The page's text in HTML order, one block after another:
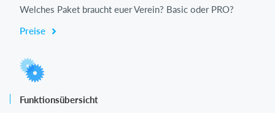
Welches Paket braucht euer Verein? Basic oder PRO?
Preise
Funktionsübersicht